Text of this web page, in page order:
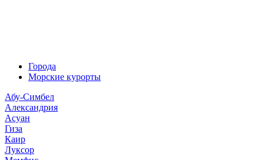
Города
Морские курорты
Абу-Симбел
Александрия
Асуан
Гиза
Каир
Луксор